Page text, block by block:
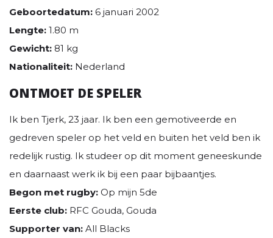
Geboortedatum: 6 januari 2002
Lengte: 1.80 m
Gewicht: 81 kg
Nationaliteit: Nederland
ONTMOET DE SPELER
Ik ben Tjerk, 23 jaar. Ik ben een gemotiveerde en
gedreven speler op het veld en buiten het veld ben ik
redelijk rustig. Ik studeer op dit moment geneeskunde
en daarnaast werk ik bij een paar bijbaantjes.
Begon met rugby: Op mijn 5de
Eerste club: RFC Gouda, Gouda
Supporter van: All Blacks